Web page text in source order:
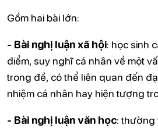
Gồm hai bài lớn:
- Bài nghị luận xã hội: học sinh
điểm, suy nghĩ cá nhân về một
trong đề, có thể liên quan đến
nhiệm cá nhân hay hiện tượng
- Bài nghị luận văn học: thường